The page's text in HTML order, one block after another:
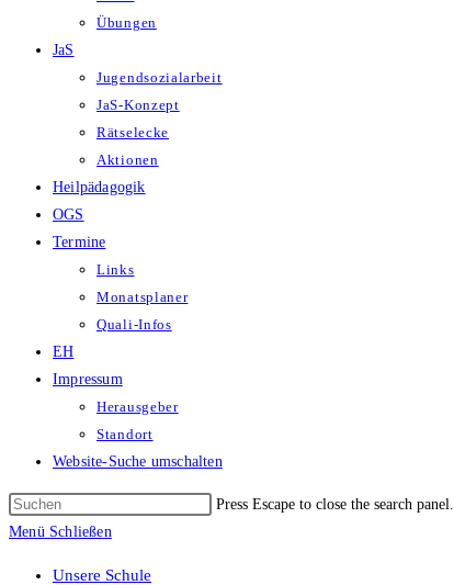
Übungen
JaS
Jugendsozialarbeit
JaS-Konzept
Rätselecke
Aktionen
Heilpädagogik
OGS
Termine
Links
Monatsplaner
Quali-Infos
EH
Impressum
Herausgeber
Standort
Website-Suche umschalten
Press Escape to close the search panel.
Menü Schließen
Unsere Schule